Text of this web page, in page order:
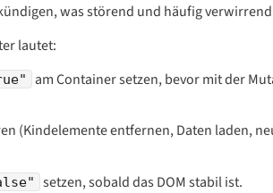
was störend und häufig
lautet:
am Container setzen,bevormit der
(Kindelemente entfernen, Daten laden,
setzen, sobald das DOM stabil ist.